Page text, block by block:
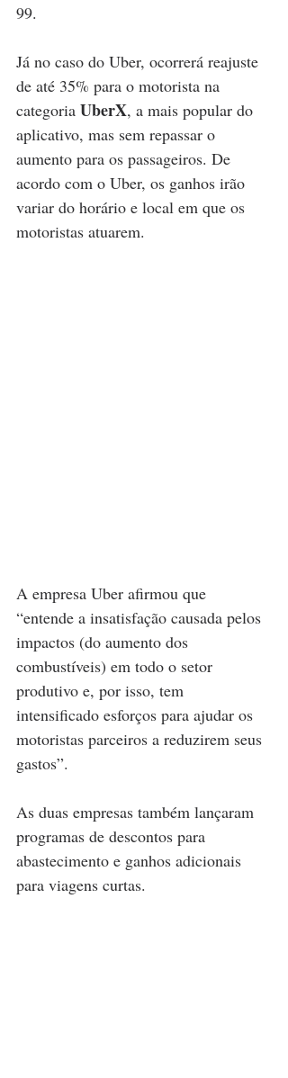
99.
Já no caso do Uber, ocorrerá reajuste
de até 35% para o motorista na
categoria UberX, a mais popular do
aplicativo, mas sem repassar o
aumento para os passageiros. De
acordo com o Uber, os ganhos irão
variar do horário e local em que os
motoristas atuarem.
A empresa Uber afirmou que
“entende a insatisfação causada pelos
impactos (do aumento dos
combustíveis) em todo o setor
produtivo e, por isso, tem
intensificado esforços para ajudar os
motoristas parceiros a reduzirem seus
gastos”.
As duas empresas também lançaram
programas de descontos para
abastecimento e ganhos adicionais
para viagens curtas.